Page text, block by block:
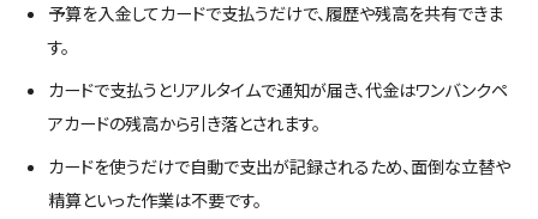
予算を入金してカードで支払うだけで、履歴や残高を共有できま
す。
カードで支払うとリアルタイムで通知が届き、代金はワンバンクペ
アカードの残高から引き落とされます。
カードを使うだけで自動で支出が記録されるため、面倒な立替や
精算といった作業は不要です。